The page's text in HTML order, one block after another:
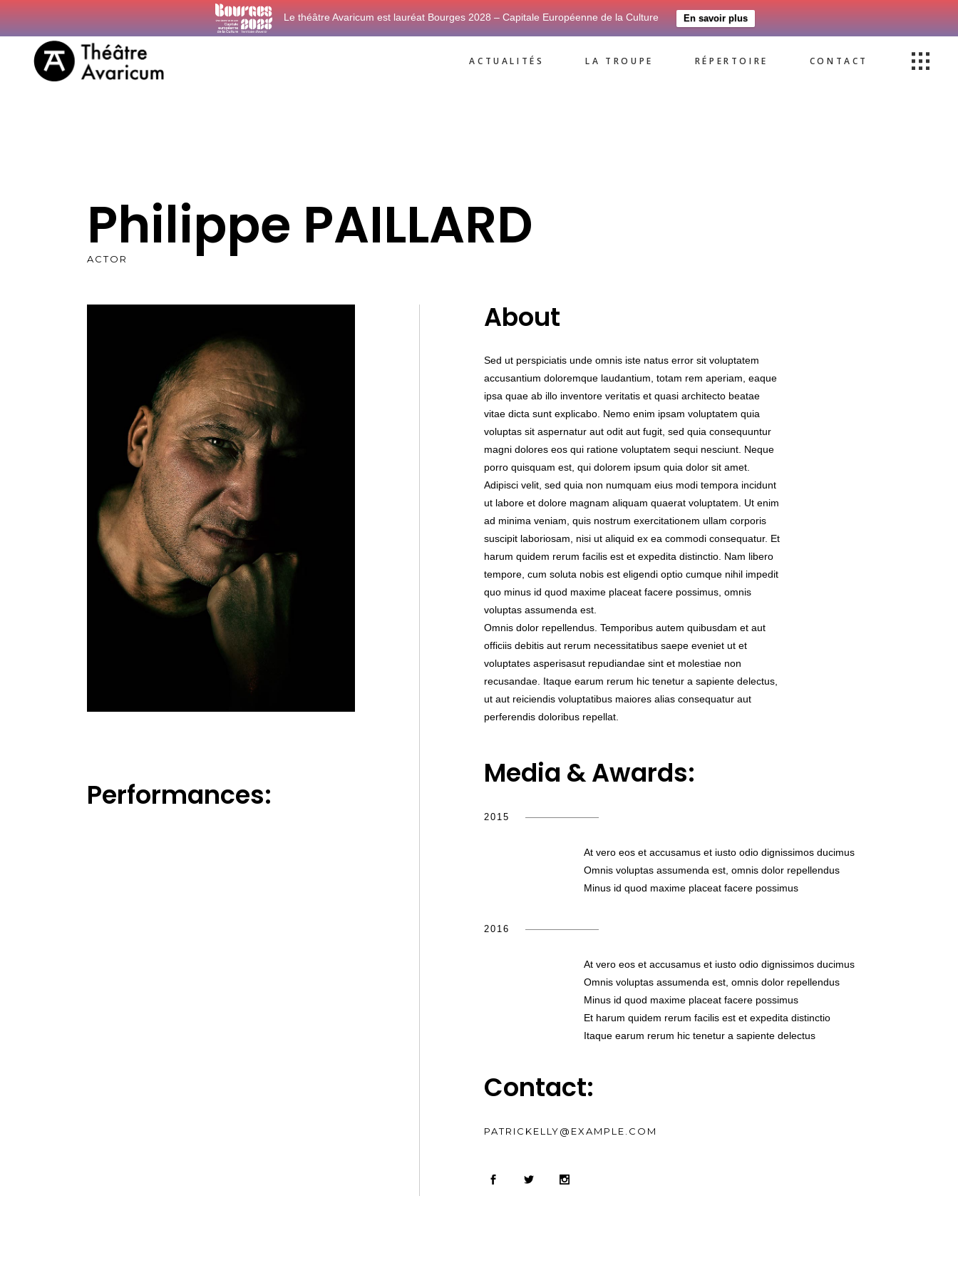
Le théâtre Avaricum est lauréat Bourges 2028 – Capitale Européenne de la Culture En savoir plus
ACTUALITÉS LA TROUPE RÉPERTOIRE CONTACT
Philippe PAILLARD
ACTOR
Performances:
About
Sed ut perspiciatis unde omnis iste natus error sit voluptatem
accusantium doloremque laudantium, totam rem aperiam, eaque
ipsa quae ab illo inventore veritatis et quasi architecto beatae
vitae dicta sunt explicabo. Nemo enim ipsam voluptatem quia
voluptas sit aspernatur aut odit aut fugit, sed quia consequuntur
magni dolores eos qui ratione voluptatem sequi nesciunt. Neque
porro quisquam est, qui dolorem ipsum quia dolor sit amet.
Adipisci velit, sed quia non numquam eius modi tempora incidunt
ut labore et dolore magnam aliquam quaerat voluptatem. Ut enim
ad minima veniam, quis nostrum exercitationem ullam corporis
suscipit laboriosam, nisi ut aliquid ex ea commodi consequatur. Et
harum quidem rerum facilis est et expedita distinctio. Nam libero
tempore, cum soluta nobis est eligendi optio cumque nihil impedit
quo minus id quod maxime placeat facere possimus, omnis
voluptas assumenda est.
Omnis dolor repellendus. Temporibus autem quibusdam et aut
officiis debitis aut rerum necessitatibus saepe eveniet ut et
voluptates asperisasut repudiandae sint et molestiae non
recusandae. Itaque earum rerum hic tenetur a sapiente delectus,
ut aut reiciendis voluptatibus maiores alias consequatur aut
perferendis doloribus repellat.
Media & Awards:
2015
At vero eos et accusamus et iusto odio dignissimos ducimus
Omnis voluptas assumenda est, omnis dolor repellendus
Minus id quod maxime placeat facere possimus
2016
At vero eos et accusamus et iusto odio dignissimos ducimus
Omnis voluptas assumenda est, omnis dolor repellendus
Minus id quod maxime placeat facere possimus
Et harum quidem rerum facilis est et expedita distinctio
Itaque earum rerum hic tenetur a sapiente delectus
Contact:
PATRICKELLY@EXAMPLE.COM